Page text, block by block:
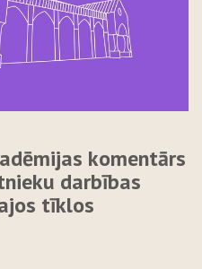
komentārs
darbības
tīklos